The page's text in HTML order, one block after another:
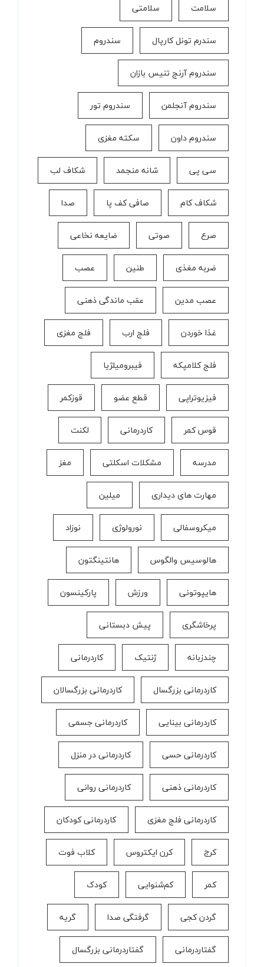
سلامت سلامتی
سندرم تونل کارپال سندروم
سندروم آرنج تنیس بازان
سندروم آنجلمن سندروم تور
سندروم داون سکته مغزی
سی پی شانه منجمد شکاف لب
شکاف کام صافی کف پا صدا
صرع صوتی ضایعه نخاعی
ضربه مغذی طنین عصب
عصب مدین عقب ماندگی ذهنی
غذا خوردن فلج ارب فلج مغزی
فلج کلامپکه فیبرومیلژیا
فیزیوتراپی قطع عضو قوزکمر
قوس کمر كاردرمانی لکنت
مدرسه مشکلات اسکلتی مغز
مهارت های دیداری میلین
میکروسفالی نورولوژی نوزاد
هالوسیس والگوس هانتینگتون
هایپوتونی ورزش پارکینسون
پرخاشگری پیش دبستانی
چندزبانه ژنتیک کاردرمانی
کاردرمانی بزرگسال کاردرمانی بزرگسالان
کاردرمانی بینایی کاردرمانی جسمی
کاردرمانی حسی کاردرمانی در منزل
کاردرمانی ذهنی کاردرمانی روانی
کاردرمانی فلج مغزی کاردرمانی کودکان
کرج کرن ایکتروس کلاب فوت
کمر کم‌شنوایی کودک
گردن کجی گرفتگی صدا گریه
گفتاردرمانی گفتاردرمانی بزرگسال